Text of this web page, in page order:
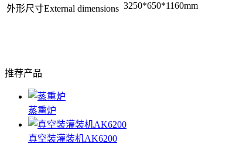
外形尺寸External dimensions 3250*650*1160mm
推荐产品
蒸熏炉
真空装灌装机AK6200